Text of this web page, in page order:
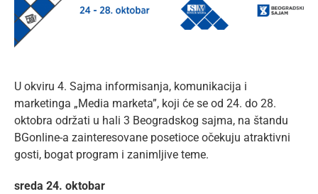
U okviru 4. Sajma informisanja, komunikacija i
marketinga „Media marketa”, koji će se od 24. do 28.
oktobra održati u hali 3 Beogradskog sajma, na štandu
BGonline-a zainteresovane posetioce očekuju atraktivni
gosti, bogat program i zanimljive teme.
sreda 24. oktobar